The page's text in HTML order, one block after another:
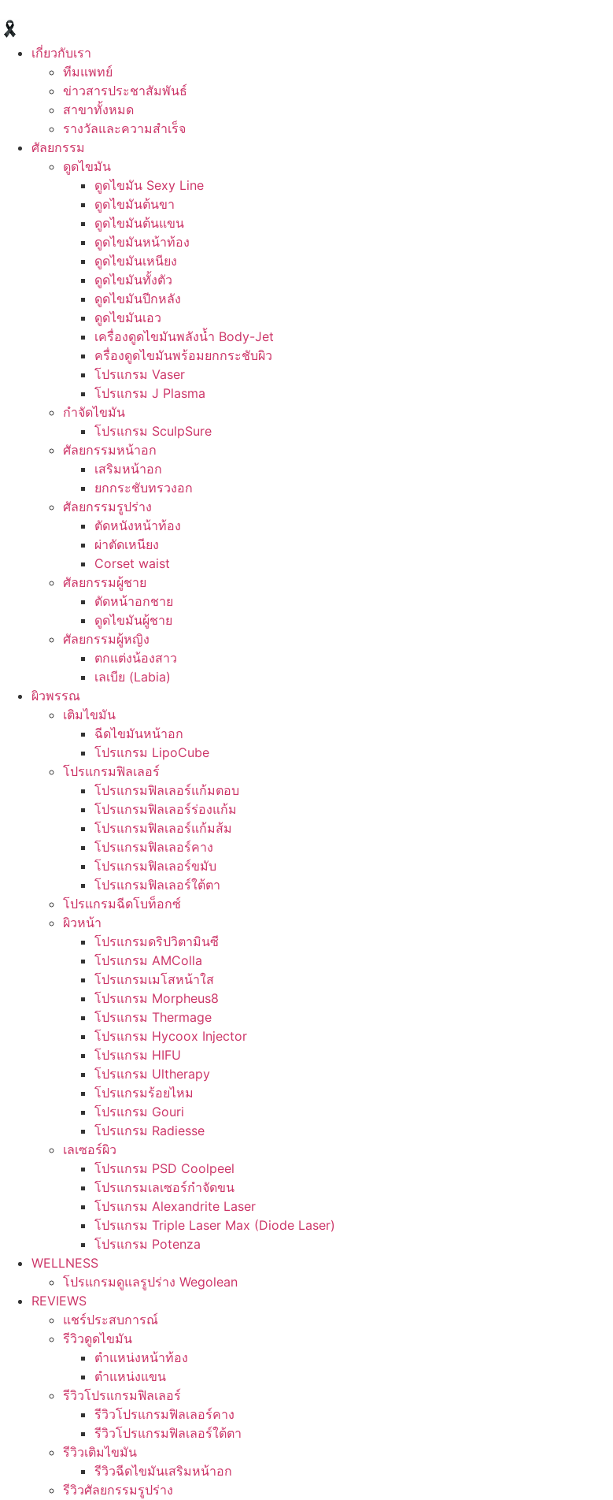
เกี่ยวกับเรา
ทีมแพทย์
ข่าวสารประชาสัมพันธ์
สาขาทั้งหมด
รางวัลและความสำเร็จ
ศัลยกรรม
ดูดไขมัน
ดูดไขมัน Sexy Line
ดูดไขมันต้นขา
ดูดไขมันต้นแขน
ดูดไขมันหน้าท้อง
ดูดไขมันเหนียง
ดูดไขมันทั้งตัว
ดูดไขมันปีกหลัง
ดูดไขมันเอว
เครื่องดูดไขมันพลังน้ำ Body-Jet
ครื่องดูดไขมันพร้อมยกกระชับผิว
โปรแกรม Vaser
โปรแกรม J Plasma
กำจัดไขมัน
โปรแกรม SculpSure
ศัลยกรรมหน้าอก
เสริมหน้าอก
ยกกระชับทรวงอก
ศัลยกรรมรูปร่าง
ตัดหนังหน้าท้อง
ผ่าตัดเหนียง
Corset waist
ศัลยกรรมผู้ชาย
ตัดหน้าอกชาย
ดูดไขมันผู้ชาย
ศัลยกรรมผู้หญิง
ตกแต่งน้องสาว
เลเบีย (Labia)
ผิวพรรณ
เติมไขมัน
ฉีดไขมันหน้าอก
โปรแกรม LipoCube
โปรแกรมฟิลเลอร์
โปรแกรมฟิลเลอร์แก้มตอบ
โปรแกรมฟิลเลอร์ร่องแก้ม
โปรแกรมฟิลเลอร์แก้มส้ม
โปรแกรมฟิลเลอร์คาง
โปรแกรมฟิลเลอร์ขมับ
โปรแกรมฟิลเลอร์ใต้ตา
โปรแกรมฉีดโบท็อกซ์
ผิวหน้า
โปรแกรมดริปวิตามินซี
โปรแกรม AMColla
โปรแกรมเมโสหน้าใส
โปรแกรม Morpheus8
โปรแกรม Thermage
โปรแกรม Hycoox Injector
โปรแกรม HIFU
โปรแกรม Ultherapy
โปรแกรมร้อยไหม
โปรแกรม Gouri
โปรแกรม Radiesse
เลเซอร์ผิว
โปรแกรม PSD Coolpeel
โปรแกรมเลเซอร์กำจัดขน
โปรแกรม Alexandrite Laser
โปรแกรม Triple Laser Max (Diode Laser)
โปรแกรม Potenza
WELLNESS
โปรแกรมดูแลรูปร่าง Wegolean
REVIEWS
แชร์ประสบการณ์
รีวิวดูดไขมัน
ตำแหน่งหน้าท้อง
ตำแหน่งแขน
รีวิวโปรแกรมฟิลเลอร์
รีวิวโปรแกรมฟิลเลอร์คาง
รีวิวโปรแกรมฟิลเลอร์ใต้ตา
รีวิวเติมไขมัน
รีวิวฉีดไขมันเสริมหน้าอก
รีวิวศัลยกรรมรูปร่าง